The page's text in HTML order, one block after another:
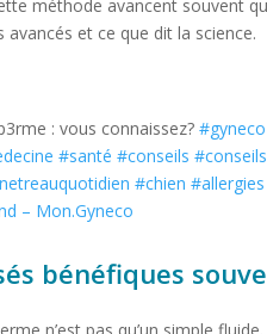
méthode avancent souvent
avancés et ce que dit la science.
: vous connaissez?#gyneco
#santé #conseils
#chien #allergies
– Mon.Gyneco
bénéfiques